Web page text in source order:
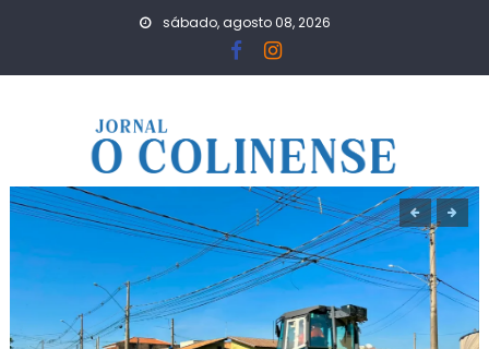
sábado, agosto 08, 2026